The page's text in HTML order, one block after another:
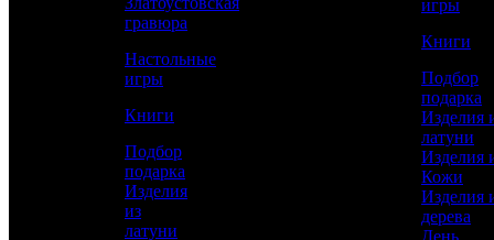
Длина клинка
Толщина клинка
Токарные, Слесарные, Полировка, Рисовка
кистью, Гравирование по лаку, Травление,
гравюра
Настольные
игры
Книги
Подбор
подарка
Изделия
из
латуни
игры
Книги
Подбор
подарка
Изделия
латуни
Изделия
Кожи
Изделия
дерева
День